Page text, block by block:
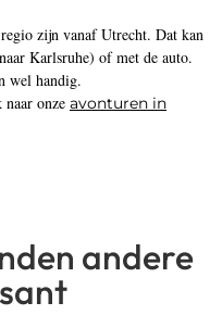
zijn vanaf Utrecht. Dat kan
Karlsruhe) of met de auto.
wel handig.
onze avonturen in
andere